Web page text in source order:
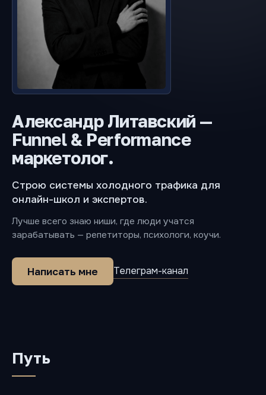
Александр Литавский —
Funnel & Performance
маркетолог.
Строю системы холодного трафика для
онлайн-школ и экспертов.
Лучше всего знаю ниши, где люди учатся
зарабатывать — репетиторы, психологи, коучи.
Написать мне Телеграм-канал
Путь